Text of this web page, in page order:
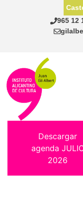
965 12
Descargar
agenda
2026